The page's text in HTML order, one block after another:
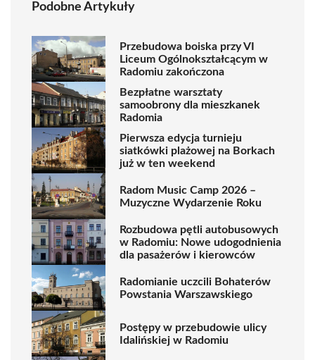
Podobne Artykuły
Przebudowa boiska przy VI
Liceum Ogólnokształcącym w
Radomiu zakończona
Bezpłatne warsztaty
samoobrony dla mieszkanek
Radomia
Pierwsza edycja turnieju
siatkówki plażowej na Borkach
już w ten weekend
Radom Music Camp 2026 –
Muzyczne Wydarzenie Roku
Rozbudowa pętli autobusowych
w Radomiu: Nowe udogodnienia
dla pasażerów i kierowców
Radomianie uczcili Bohaterów
Powstania Warszawskiego
Postępy w przebudowie ulicy
Idalińskiej w Radomiu